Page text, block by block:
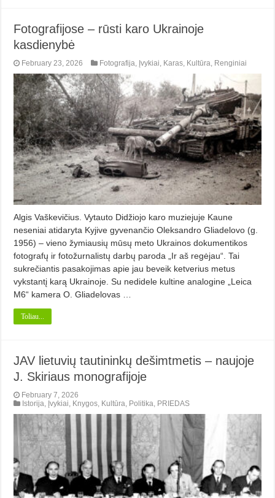
Fotografijose – rūsti karo Ukrainoje
kasdienybė
February 23, 2026 Fotografija Įvykiai Karas Kultūra Renginiai
Algis Vaškevičius. Vytauto Didžiojo karo muziejuje Kaune
neseniai atidaryta Kyjive gyvenančio Oleksandro Gliadelovo (g.
1956) – vieno žymiausių mūsų meto Ukrainos dokumentikos
fotografų ir fotožurnalistų darbų paroda „Ir aš regėjau“. Tai
sukrečiantis pasakojimas apie jau beveik ketverius metus
vykstantį karą Ukrainoje. Su nedidele kultine analogine „Leica
M6“ kamera O. Gliadelovas …
Toliau...
JAV lietuvių tautininkų dešimtmetis – naujoje
J. Skiriaus monografijoje
February 7, 2026
Istorija, Įvykiai, Knygos, Kultūra, Politika, PRIEDAS